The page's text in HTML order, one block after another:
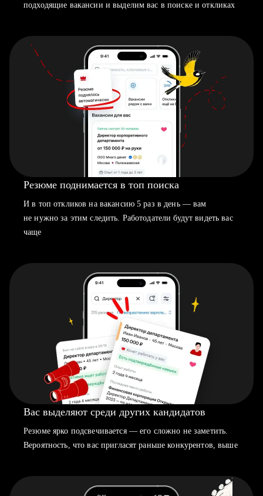
подходящие вакансии и выделим вас в поиске и откликах
Резюме поднимается в топ поиска
И в топ откликов на вакансию 5 раз в день — вам
не нужно за этим следить. Работодатели будут видеть вас
чаще
Вас выделяют среди других кандидатов
Резюме ярко подсвечивается — его сложно не заметить.
Вероятность, что вас пригласят раньше конкурентов, выше